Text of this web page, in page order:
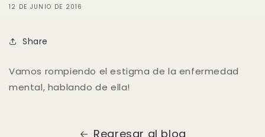
12 DE JUNIO DE 2016
Share
Vamos rompiendo el estigma de la enfermedad
mental, hablando de ella!
Regresar al blog